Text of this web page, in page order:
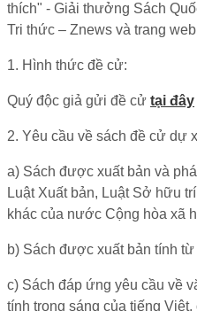
thích" - Giải thưởng Sách
Tri thức – Znews và trang
1. Hình thức đề cử:
Quý độc giả gửi đề cử tại đây
2. Yêu cầu về sách đề cử dự
a) Sách được xuất bản và
Luật Xuất bản, Luật Sở hữu
khác của nước Cộng hòa xã
b) Sách được xuất bản tính
c) Sách đáp ứng yêu cầu về
tính trong sáng của tiếng